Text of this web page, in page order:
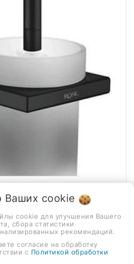
Ваших cookie
cookie для улучшения Вашего
сбора статистики
рекомендаций.
согласие на обработку
с Политикой обработки